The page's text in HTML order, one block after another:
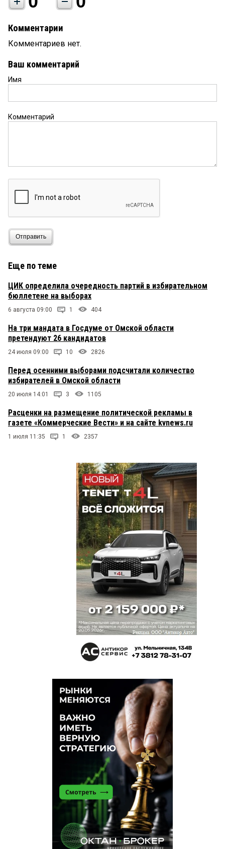
Комментарии
Комментариев нет.
Ваш комментарий
Имя
Комментарий
Отправить
Еще по теме
ЦИК определила очередность партий в избирательном
бюллетене на выборах
6 августа 09:00 1 404
На три мандата в Госдуме от Омской области
претендуют 26 кандидатов
24 июля 09:00 10 2826
Перед осенними выборами подсчитали количество
избирателей в Омской области
20 июля 14:01 3 1105
Расценки на размещение политической рекламы в
газете «Коммерческие Вести» и на сайте kvnews.ru
1 июля 11:35 1 2357